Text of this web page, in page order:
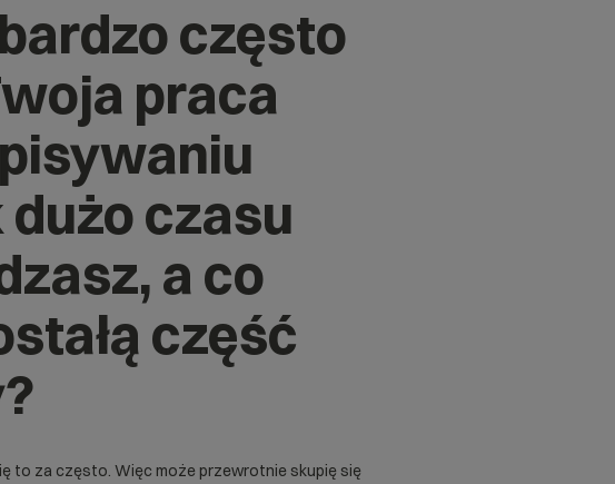
często
praca
czasu
a co
część
to za często. Więc może przewrotnie skupię się